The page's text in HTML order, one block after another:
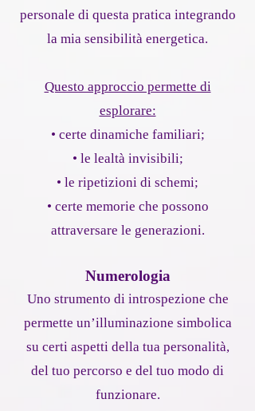
personale di questa pratica integrando
la mia sensibilità energetica.
Questo approccio permette di
esplorare:
• certe dinamiche familiari;
• le lealtà invisibili;
• le ripetizioni di schemi;
• certe memorie che possono
attraversare le generazioni.
Numerologia
Uno strumento di introspezione che
permette un’illuminazione simbolica
su certi aspetti della tua personalità,
del tuo percorso e del tuo modo di
funzionare.